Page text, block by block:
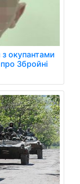
окупантами
Збройні